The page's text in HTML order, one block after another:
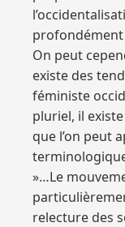
profondément
On peut
existe des
féministe
pluriel, il
que l’on peut
»…Le
relecture des